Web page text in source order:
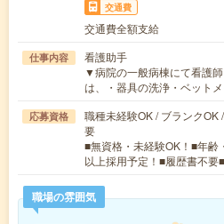
交通費
交通費全額支給
仕事内容
看護助手
▼病院の一般病棟にて看護
は、・器具の洗浄・ベット
応募資格
職種未経験OK / ブランクOK
要
■無資格・未経験OK！■年齢
以上採用予定！■履歴書不
職場の雰囲気